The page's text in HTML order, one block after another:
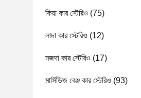
কিয়া কার স্টেরিও (75)
লাদা কার স্টেরিও (12)
মজদা কার স্টেরিও (17)
মার্সিডিজ বেঞ্জ কার স্টেরিও (93)